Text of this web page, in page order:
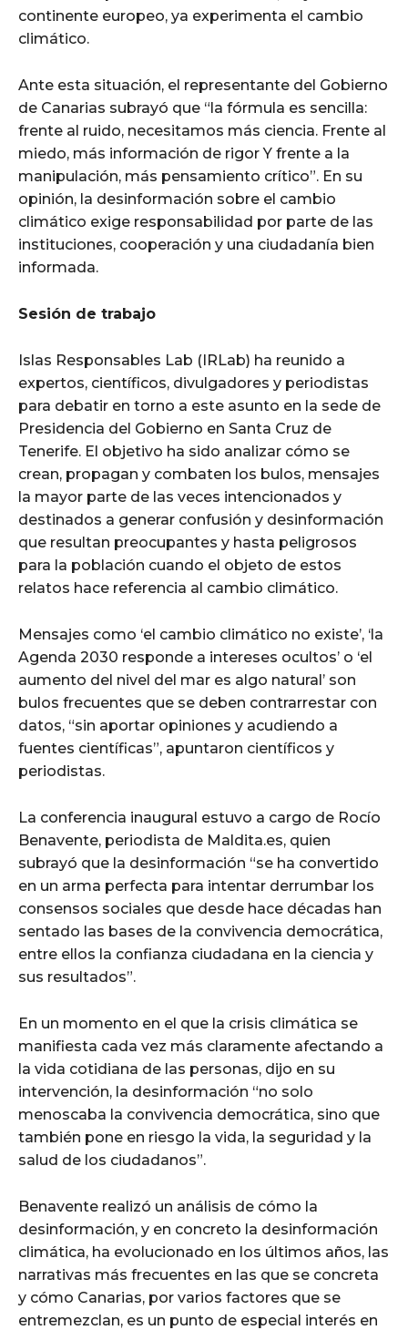
continente europeo, ya experimenta el cambio
climático.
Ante esta situación, el representante del Gobierno
de Canarias subrayó que “la fórmula es sencilla:
frente al ruido, necesitamos más ciencia. Frente al
miedo, más información de rigor Y frente a la
manipulación, más pensamiento crítico”. En su
opinión, la desinformación sobre el cambio
climático exige responsabilidad por parte de las
instituciones, cooperación y una ciudadanía bien
informada.
Sesión de trabajo
Islas Responsables Lab (IRLab) ha reunido a
expertos, científicos, divulgadores y periodistas
para debatir en torno a este asunto en la sede de
Presidencia del Gobierno en Santa Cruz de
Tenerife. El objetivo ha sido analizar cómo se
crean, propagan y combaten los bulos, mensajes
la mayor parte de las veces intencionados y
destinados a generar confusión y desinformación
que resultan preocupantes y hasta peligrosos
para la población cuando el objeto de estos
relatos hace referencia al cambio climático.
Mensajes como ‘el cambio climático no existe’, ‘la
Agenda 2030 responde a intereses ocultos’ o ‘el
aumento del nivel del mar es algo natural’ son
bulos frecuentes que se deben contrarrestar con
datos, “sin aportar opiniones y acudiendo a
fuentes científicas”, apuntaron científicos y
periodistas.
La conferencia inaugural estuvo a cargo de Rocío
Benavente, periodista de Maldita.es, quien
subrayó que la desinformación “se ha convertido
en un arma perfecta para intentar derrumbar los
consensos sociales que desde hace décadas han
sentado las bases de la convivencia democrática,
entre ellos la confianza ciudadana en la ciencia y
sus resultados”.
En un momento en el que la crisis climática se
manifiesta cada vez más claramente afectando a
la vida cotidiana de las personas, dijo en su
intervención, la desinformación “no solo
menoscaba la convivencia democrática, sino que
también pone en riesgo la vida, la seguridad y la
salud de los ciudadanos”.
Benavente realizó un análisis de cómo la
desinformación, y en concreto la desinformación
climática, ha evolucionado en los últimos años, las
narrativas más frecuentes en las que se concreta
y cómo Canarias, por varios factores que se
entremezclan, es un punto de especial interés en